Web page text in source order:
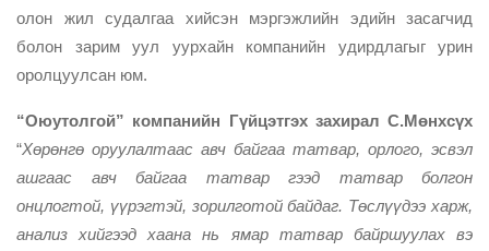
олон жил судалгаа хийсэн мэргэжлийн эдийн засагчид
болон зарим уул уурхайн компанийн удирдлагыг урин
оролцуулсан юм.
“Оюутолгой” компанийн Гүйцэтгэх захирал С.Мөнхсүх
“Хөрөнгө оруулалтаас авч байгаа татвар, орлого, эсвэл
ашгаас авч байгаа татвар гээд татвар болгон
онцлогтой, үүрэгтэй, зорилготой байдаг. Төслүүдээ харж,
анализ хийгээд хаана нь ямар татвар байршуулах вэ